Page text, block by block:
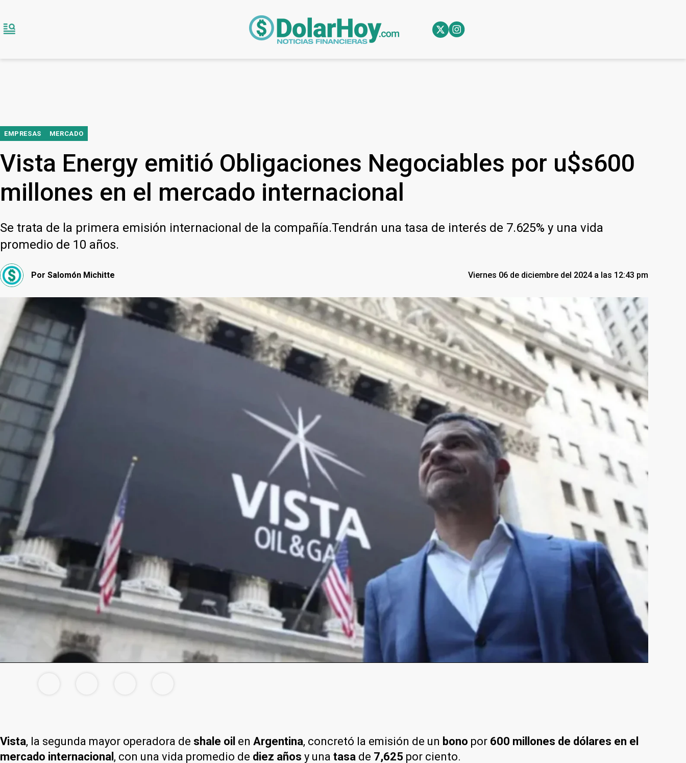
EMPRESAS MERCADO
Vista Energy emitió Obligaciones Negociables por u$s600
millones en el mercado internacional
Se trata de la primera emisión internacional de la compañía.Tendrán una tasa de interés de 7.625% y una vida
promedio de 10 años.
Por Salomón Michitte Viernes 06 de diciembre del 2024 a las 12:43 pm
Vista, la segunda mayor operadora de shale oil en Argentina, concretó la emisión de un bono por 600 millones de dólares en el
mercado internacional , con una vida promedio de diez años y una tasa de 7,625 por ciento.